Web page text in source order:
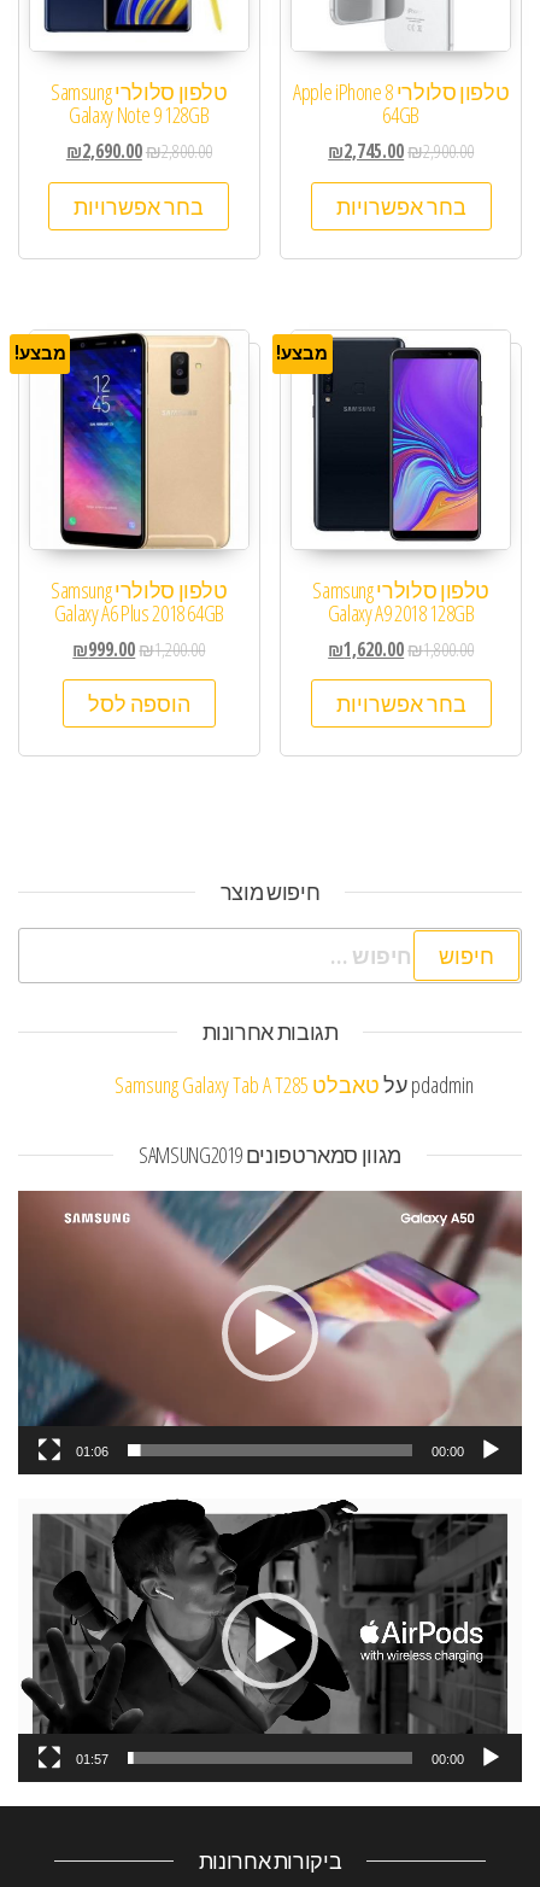
טלפון סלולרי Apple iPhone 8
64GB
₪2,900.00
₪2,745.00
בחר אפשרויות
טלפון סלולרי Samsung
Galaxy Note 9 128GB
₪2,800.00
₪2,690.00
בחר אפשרויות
מבצע!
טלפון סלולרי Samsung
Galaxy A9 2018 128GB
₪1,800.00
₪1,620.00
בחר אפשרויות
מבצע!
טלפון סלולרי Samsung
Galaxy A6 Plus 2018 64GB
₪1,200.00
₪999.00
הוספה לסל
חיפוש מוצר
חיפוש:
תגובות אחרונות
pdadminעלטאבלט Samsung Galaxy Tab A T285
מגוון סמארטפונים SAMSUNG2019
נגן
וידאו
00:00
01:06
נגן
וידאו
00:00
01:57
ביקורות אחרונות